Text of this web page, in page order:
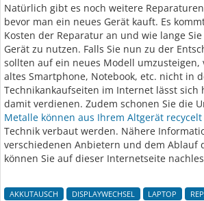
Natürlich gibt es noch weitere
bevor man ein neues Gerät kauft. Es
Kosten der Reparatur an und wie lange
Gerät zu nutzen. Falls Sie nun zu der
sollten auf ein neues Modell umzusteigen,
altes Smartphone, Notebook, etc. nicht in
Technikankaufseiten im Internet lässt sich
damit verdienen. Zudem schonen Sie die
Metalle können aus Ihrem Altgerät recycelt
Technik verbaut werden. Nähere
verschiedenen Anbietern und dem Ablauf
können Sie auf dieser Internetseite
AKKUTAUSCH DISPLAYWECHSEL LAPTOP